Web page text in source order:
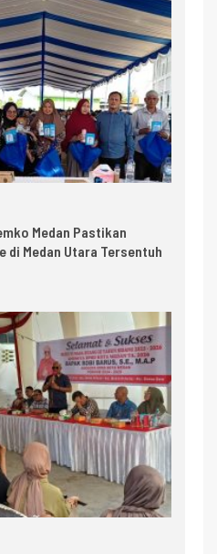
Medan Pastikan
di Medan Utara Tersentuh